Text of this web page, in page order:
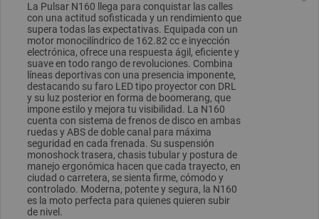
La Pulsar N160 llega para conquistar las calles
con una actitud sofisticada y un rendimiento que
supera todas las expectativas. Equipada con un
motor monocilíndrico de 162.82 cc e inyección
electrónica, ofrece una respuesta ágil, eficiente y
suave en todo rango de revoluciones. Combina
líneas deportivas con una presencia imponente,
destacando su faro LED tipo proyector con DRL
y su luz posterior en forma de boomerang, que
impone estilo y mejora tu visibilidad. La N160
cuenta con sistema de frenos de disco en ambas
ruedas y ABS de doble canal para máxima
seguridad en cada frenada. Su suspensión
monoshock trasera, chasis tubular y postura de
manejo ergonómica hacen que cada trayecto, en
ciudad o carretera, se sienta firme, cómodo y
controlado. Moderna, potente y segura, la N160
es la moto perfecta para quienes quieren subir
de nivel.